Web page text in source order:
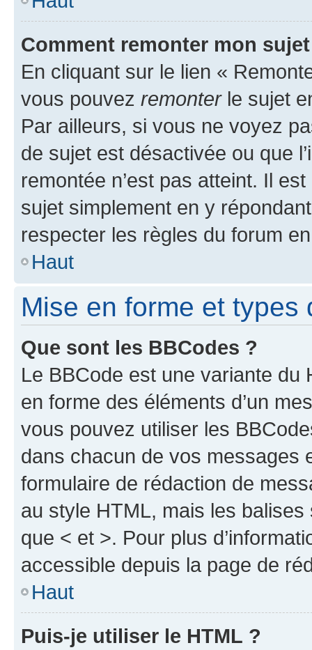
Comment remonter mon
En cliquant sur le lien «
vous pouvez remonterle sujet
Par ailleurs, si vous ne voyez
de sujet est désactivée ou que
remontée n’est pas atteint. Il
sujet simplement en y
respecter les règles du forum
Haut
Mise en forme et types
Que sont les BBCodes ?
Le BBCode est une variante du
en forme des éléments d’un
vous pouvez utiliser les
dans chacun de vos messages
formulaire de rédaction de
au style HTML, mais les
que < et >. Pour plus
accessible depuis la page de
Haut
Puis-je utiliser le HTML ?